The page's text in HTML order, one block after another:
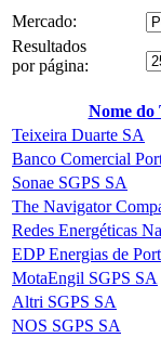
Mercado:
Resultados
por página:
Nome do
Teixeira Duarte SA
Banco Comercial
Sonae SGPS SA
The Navigator
Redes Energéticas
EDP Energias de
MotaEngil SGPS SA
Altri SGPS SA
NOS SGPS SA